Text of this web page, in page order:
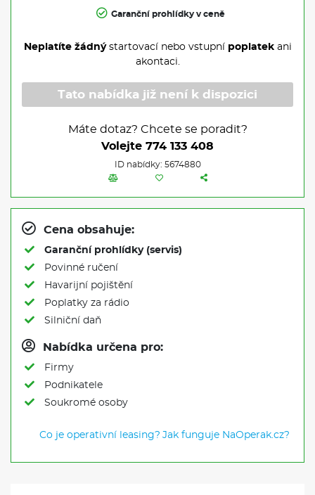
Garanční prohlídky v ceně
Neplatíte žádnýstartovací nebo vstupní poplatekani
akontaci.
Tato nabídka již není k dispozici
Máte dotaz? Chcete se poradit?
Volejte 774 133 408
ID nabídky: 5674880
Cena obsahuje:
Garanční prohlídky (servis)
Povinné ručení
Havarijní pojištění
Poplatky za rádio
Silniční daň
Nabídka určena pro:
Firmy
Podnikatele
Soukromé osoby
Co je operativní leasing? Jak funguje NaOperak.cz?